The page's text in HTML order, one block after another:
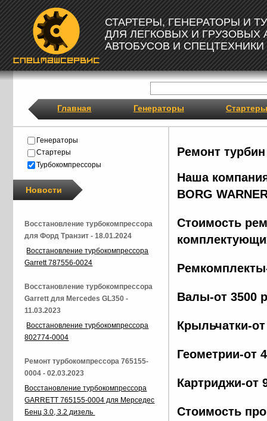
СТАРТЕРЫ, ГЕНЕРАТОРЫ И
ДЛЯ ЛЕГКОВЫХ И ГРУЗОВЫХ
АВТОБУСОВ И СПЕЦТЕХНИКИ
Главная Генераторы Стартеры
Ремонт турбин
Наша
BORG
Стоимость
Валы-от 3500
Крыльчатки-
Геометрии-от
Картриджи-от
Стоимость
Генераторы
Стартеры
Турбокомпрессоры
Новости
Восстановление турбокомпрессора
для Форд Транзит - 18.01.2024
Восстановление турбокомпрессора
Garrett 787556-0024
Восстановление турбокомпрессора
Garrett для Mercedes GL350 -
11.03.2023
Восстановление турбокомпрессора
802774-0004
Ремонт турбокомпрессора 765155-
0004 - 02.03.2023
Восстановление турбокомпрессора
GARRETT 765155-0004 для Мерседес
Бенц 3.0, 3.2 дизель